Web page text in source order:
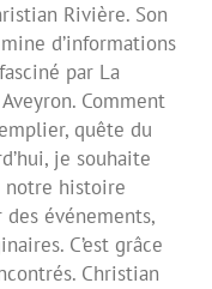
Rivière. Son
d’informations
par La
Comment
quête du
je souhaite
notre histoire
événements,
C’est grâce
Christian